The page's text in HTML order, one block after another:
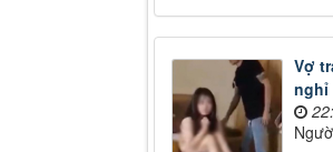
Vợ
nghỉ